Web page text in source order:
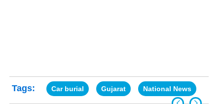
Tags: Car burial Gujarat National News